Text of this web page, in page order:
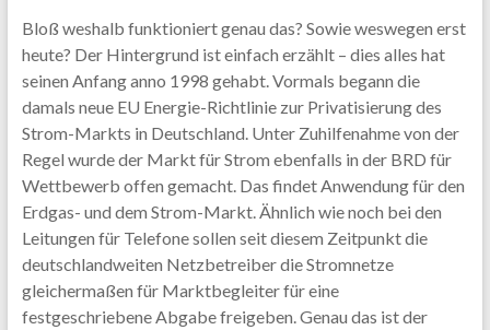
Bloß weshalb funktioniert genau das? Sowie weswegen erst
heute? Der Hintergrund ist einfach erzählt – dies alles hat
seinen Anfang anno 1998 gehabt. Vormals begann die
damals neue EU Energie-Richtlinie zur Privatisierung des
Strom-Markts in Deutschland. Unter Zuhilfenahme von der
Regel wurde der Markt für Strom ebenfalls in der BRD für
Wettbewerb offen gemacht. Das findet Anwendung für den
Erdgas- und dem Strom-Markt. Ähnlich wie noch bei den
Leitungen für Telefone sollen seit diesem Zeitpunkt die
deutschlandweiten Netzbetreiber die Stromnetze
gleichermaßen für Marktbegleiter für eine
festgeschriebene Abgabe freigeben. Genau das ist der